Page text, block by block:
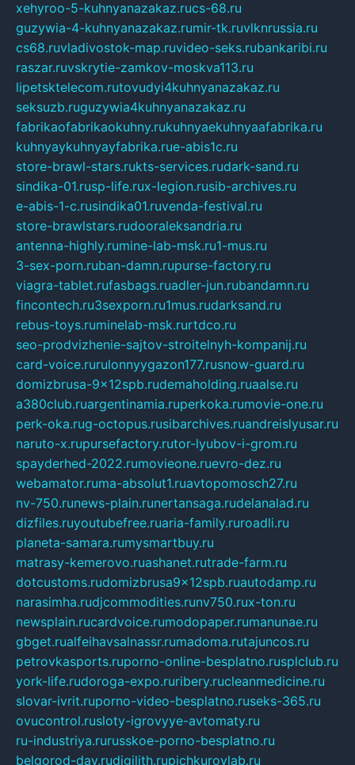
xehyroo-5-kuhnyanazakaz.rucs-68.ru
guzywia-4-kuhnyanazakaz.rumir-tk.ruvlknrussia.ru
cs68.ruvladivostok-map.ruvideo-seks.rubankaribi.ru
raszar.ruvskrytie-zamkov-moskva113.ru
lipetsktelecom.rutovudyi4kuhnyanazakaz.ru
seksuzb.ruguzywia4kuhnyanazakaz.ru
fabrikaofabrikaokuhny.rukuhnyaekuhnyaafabrika.ru
kuhnyaykuhnyayfabrika.rue-abis1c.ru
store-brawl-stars.rukts-services.rudark-sand.ru
sindika-01.rusp-life.rux-legion.rusib-archives.ru
e-abis-1-c.rusindika01.ruvenda-festival.ru
store-brawlstars.rudooraleksandria.ru
antenna-highly.rumine-lab-msk.ru1-mus.ru
3-sex-porn.ruban-damn.rupurse-factory.ru
viagra-tablet.rufasbags.ruadler-jun.rubandamn.ru
fincontech.ru3sexporn.ru1mus.rudarksand.ru
rebus-toys.ruminelab-msk.rurtdco.ru
seo-prodvizhenie-sajtov-stroitelnyh-kompanij.ru
card-voice.rurulonnyygazon177.rusnow-guard.ru
domizbrusa-9x12spb.rudemaholding.ruaalse.ru
a380club.ruargentinamia.ruperkoka.rumovie-one.ru
perk-oka.rug-octopus.rusibarchives.ruandreislyusar.ru
naruto-x.rupursefactory.rutor-lyubov-i-grom.ru
spayderhed-2022.rumovieone.ruevro-dez.ru
webamator.ruma-absolut1.ruavtopomosch27.ru
nv-750.runews-plain.runertansaga.rudelanalad.ru
dizfiles.ruyoutubefree.ruaria-family.ruroadli.ru
planeta-samara.rumysmartbuy.ru
matrasy-kemerovo.ruashanet.rutrade-farm.ru
dotcustoms.rudomizbrusa9x12spb.ruautodamp.ru
narasimha.rudjcommodities.runv750.rux-ton.ru
newsplain.rucardvoice.rumodopaper.rumanunae.ru
gbget.rualfeihavsalnassr.rumadoma.rutajuncos.ru
petrovkasports.ruporno-online-besplatno.rusplclub.ru
york-life.rudoroga-expo.ruribery.rucleanmedicine.ru
slovar-ivrit.ruporno-video-besplatno.ruseks-365.ru
ovucontrol.rusloty-igrovyye-avtomaty.ru
ru-industriya.rurusskoe-porno-besplatno.ru
belgorod-day.rudigilith.rupichkurovlab.ru